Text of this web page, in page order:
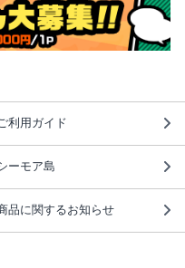
ご利用ガイド
ーモア島
品に関するお知らせ